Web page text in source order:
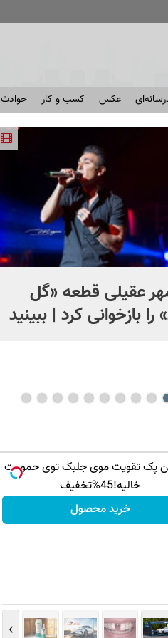
عکس کسب و کار حوادث
عقیلی قطعه «گل
بازخوانی کرد | ببینید
پک تقویت موی جلبک توی حمومت
خالیه!45%تخفیف
خرید محصول
›